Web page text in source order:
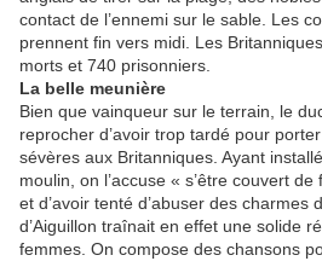
contact de l’ennemi sur le sable. Les
prennent fin vers midi. Les
morts et 740 prisonniers.
La belle meunière
Bien que vainqueur sur le terrain, le
reprocher d’avoir trop tardé pour
sévères aux Britanniques. Ayant
moulin, on l’accuse « s’être couvert
et d’avoir tenté d’abuser des
d’Aiguillon traînait en effet une solide
femmes. On compose des chansons